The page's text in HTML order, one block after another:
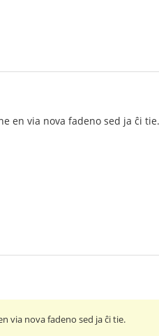
en via nova fadeno sed ja ĉi tie.
via nova fadeno sed ja ĉi tie.